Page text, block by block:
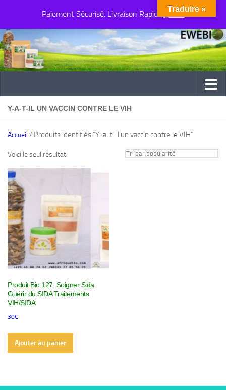
Paiement Sécurisé. Livraison Rapide Ignorer
Au dessous du contenu
Y-A-T-IL UN VACCIN CONTRE LE VIH
Accueil / Produits identifiés “Y-a-t-il un vaccin contre le VIH”
Voici le seul résultat
Produit Bio 127: Soigner Sida
Guérir du SIDA Traitements
VIH/SIDA
30€
Ajouter au panier
Traduire »